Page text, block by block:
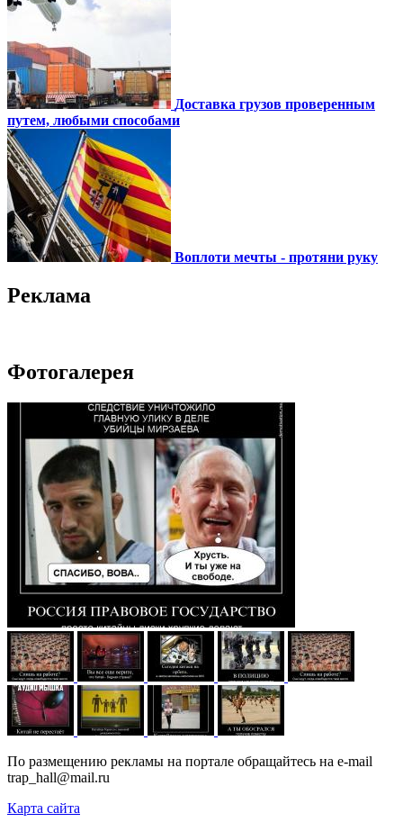
Доставка грузов проверенным
путем, любыми способами
Воплоти мечты - протяни руку
Реклама
Фотогалерея
По размещению рекламы на портале обращайтесь на e-mail
trap_hall@mail.ru
Карта сайта